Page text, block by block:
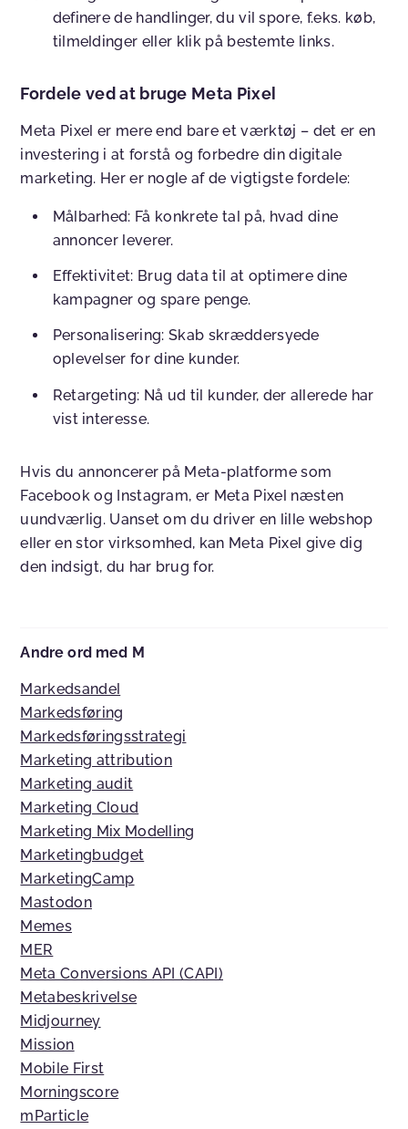
definere de handlinger, du vil spore, f.eks. køb,
tilmeldinger eller klik på bestemte links.
Fordele ved at bruge Meta Pixel
Meta Pixel er mere end bare et værktøj – det er en
investering i at forstå og forbedre din digitale
marketing. Her er nogle af de vigtigste fordele:
Målbarhed: Få konkrete tal på, hvad dine
annoncer leverer.
Effektivitet: Brug data til at optimere dine
kampagner og spare penge.
Personalisering: Skab skræddersyede
oplevelser for dine kunder.
Retargeting: Nå ud til kunder, der allerede har
vist interesse.
Hvis du annoncerer på Meta-platforme som
Facebook og Instagram, er Meta Pixel næsten
uundværlig. Uanset om du driver en lille webshop
eller en stor virksomhed, kan Meta Pixel give dig
den indsigt, du har brug for.
Andre ord med M
Markedsandel
Markedsføring
Markedsføringsstrategi
Marketing attribution
Marketing audit
Marketing Cloud
Marketing Mix Modelling
Marketingbudget
MarketingCamp
Mastodon
Memes
MER
Meta Conversions API (CAPI)
Metabeskrivelse
Midjourney
Mission
Mobile First
Morningscore
mParticle